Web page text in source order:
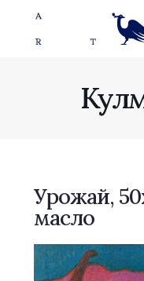
Урожай,
масло